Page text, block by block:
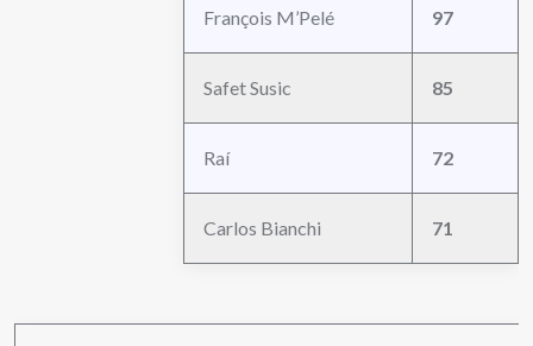
François M’Pelé 97
Safet Susic 85
Raí 72
Carlos Bianchi 71